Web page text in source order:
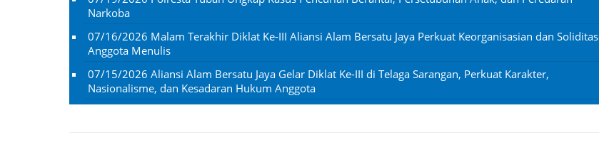
Narkoba
07/16/2026 Malam Terakhir Diklat Ke-III Aliansi Alam Bersatu Jaya Perkuat Keorganisasian dan Soliditas
Anggota Menulis
07/15/2026 Aliansi Alam Bersatu Jaya Gelar Diklat Ke-III di Telaga Sarangan, Perkuat Karakter,
Nasionalisme, dan Kesadaran Hukum Anggota